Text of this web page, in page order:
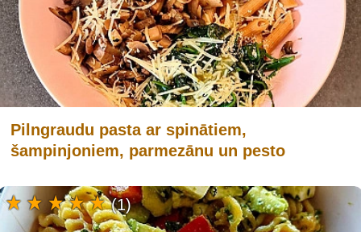
Pilngraudu pasta ar spinātiem,
šampinjoniem, parmezānu un pesto
(1)